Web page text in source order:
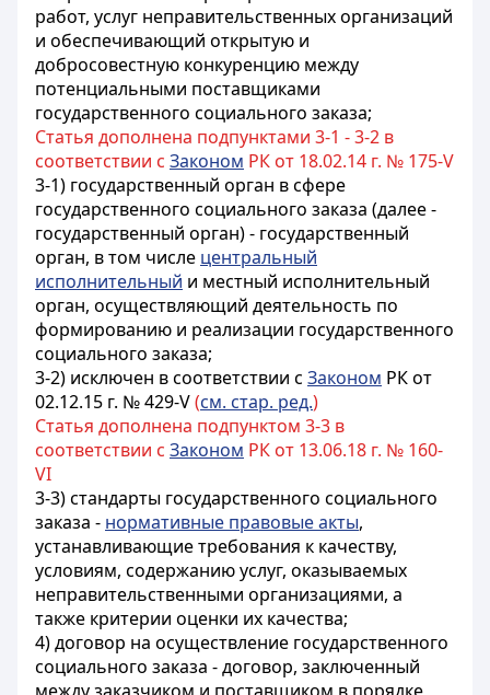
работ, услуг неправительственных организаций
и обеспечивающий открытую и
добросовестную конкуренцию между
потенциальными поставщиками
государственного социального заказа;
Статья дополнена подпунктами 3-1 - 3-2 в
соответствии с Законом РК от 18.02.14 г. № 175-V
3-1) государственный орган в сфере
государственного социального заказа (далее -
государственный орган) - государственный
орган, в том числе центральный
исполнительный и местный исполнительный
орган, осуществляющий деятельность по
формированию и реализации государственного
социального заказа;
3-2) исключен в соответствии с Законом РК от
02.12.15 г. № 429-V(см. стар. ред.)
Статья дополнена подпунктом 3-3 в
соответствии с Законом РК от 13.06.18 г. № 160-
VI
3-3) стандарты государственного социального
заказа - нормативные правовые акты,
устанавливающие требования к качеству,
условиям, содержанию услуг, оказываемых
неправительственными организациями, а
также критерии оценки их качества;
4) договор на осуществление государственного
социального заказа - договор, заключенный